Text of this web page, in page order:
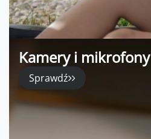
Kamery i mikrofony
Sprawdź